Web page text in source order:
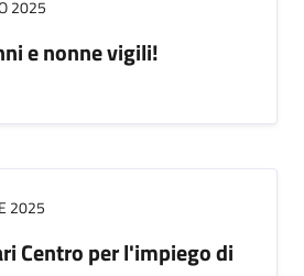
2025
e nonne vigili!
2025
Centro per l'impiego di